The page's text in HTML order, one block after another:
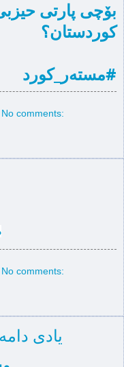
كوردستان؟
#مسته‌ر_كورد
No comments:
No comments:
یادی